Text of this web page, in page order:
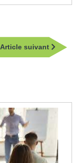
Article suivant
Article